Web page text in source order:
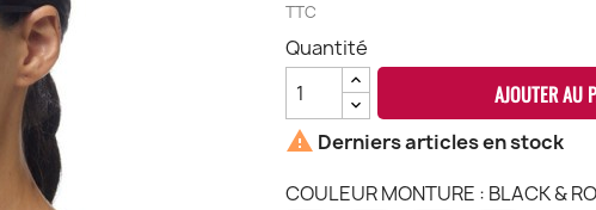
TTC
Quantité
AJOUTER AU
 Derniers articles en stock
COULEUR MONTURE : BLACK &